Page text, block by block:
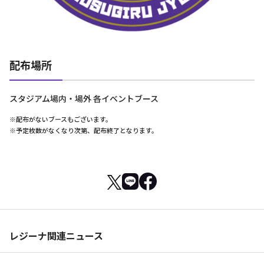
配布場所
スタジアム場内・場外 各イベントブース
※配布がないブースもございます。
※予定枚数がなくなり次第、配布終了となります。
レジーナ関連ニュース